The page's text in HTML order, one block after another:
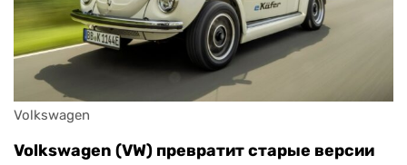
Volkswagen
Volkswagen (VW) превратит старые версии